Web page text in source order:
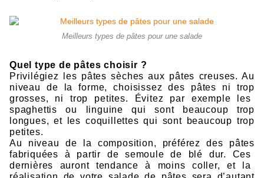
Meilleurs types de pâtes pour une salade
Quel type de pâtes choisir ?
Privilégiez
les pâtes sèches aux pâtes creuses. Au
niveau de la forme, choisissez des pâtes ni trop
grosses, ni trop petites. Évitez par exemple les
spaghettis ou inguine qui sontbeaucoup trop
longues,et les coqui llettes qui sont beaucoup trop
petites.
Au niveau de a composition, préférez des pâtes
fabriquées à partir de semoule de blé d ur. Ces
dernières
auront tendance à moins co ller, etla